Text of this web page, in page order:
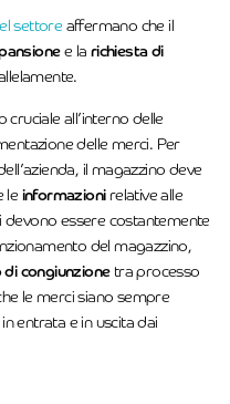
settore affermano che il
e la richiesta di
cruciale all’interno delle
delle merci. Per
il magazzino deve
le informazioni relative alle
essere costantemente
del magazzino,
di congiunzionetra processo
le merci siano sempre
entrata e in uscita dai